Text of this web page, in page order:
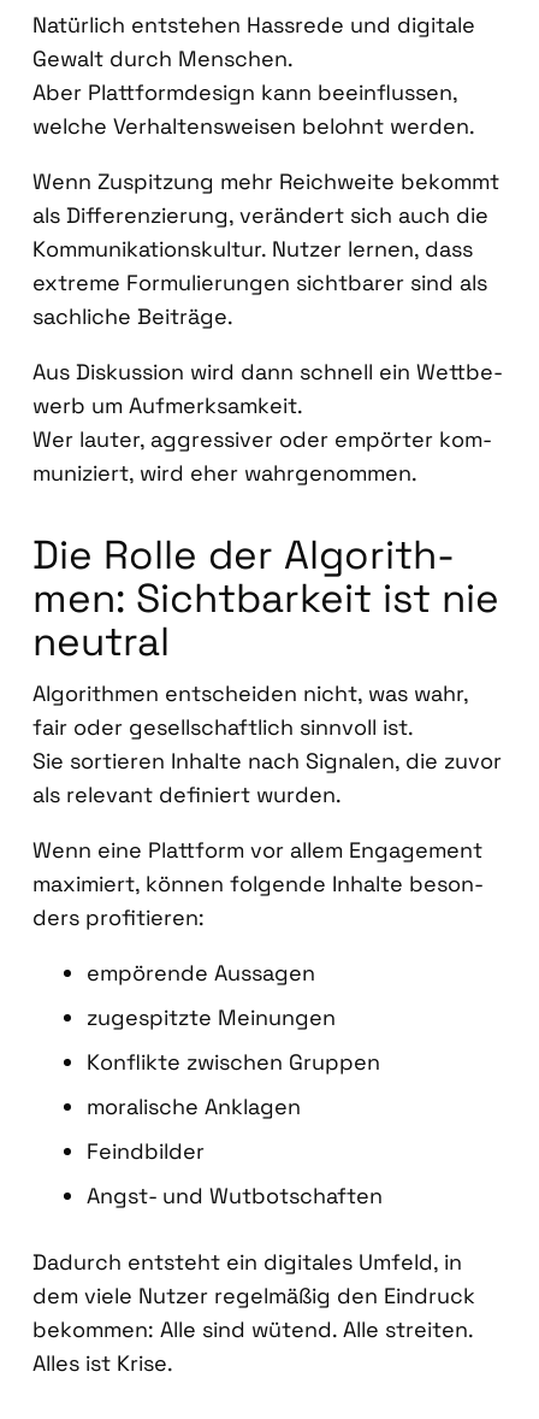
Natür­lich ent­ste­hen Hass­re­de und digi­ta­le
Gewalt durch Men­schen.
Aber Platt­form­de­sign kann beein­flus­sen,
wel­che Ver­hal­tens­wei­sen belohnt wer­den.
Wenn Zuspit­zung mehr Reich­wei­te bekommt
als Dif­fe­ren­zie­rung, ver­än­dert sich auch die
Kom­mu­ni­ka­ti­ons­kul­tur. Nut­zer ler­nen, dass
extre­me For­mu­lie­run­gen sicht­ba­rer sind als
sach­li­che Bei­trä­ge.
Aus Dis­kus­si­on wird dann schnell ein Wett­be­
werb um Auf­merk­sam­keit.
Wer lau­ter, aggres­si­ver oder empör­ter kom­
mu­ni­ziert, wird eher wahr­ge­nom­men.
Die Rol­le der Algo­rith­
men: Sicht­bar­keit ist nie
neu­tral
Algo­rith­men ent­schei­den nicht, was wahr,
fair oder gesell­schaft­lich sinn­voll ist.
Sie sor­tie­ren Inhal­te nach Signa­len, die zuvor
als rele­vant defi­niert wur­den.
Wenn eine Platt­form vor allem Enga­ge­ment
maxi­miert, kön­nen fol­gen­de Inhal­te beson­
ders pro­fi­tie­ren:
empö­ren­de Aus­sa­gen
zuge­spitz­te Mei­nun­gen
Kon­flik­te zwi­schen Grup­pen
mora­li­sche Ankla­gen
Feind­bil­der
Angst- und Wut­bot­schaf­ten
Dadurch ent­steht ein digi­ta­les Umfeld, in
dem vie­le Nut­zer regel­mä­ßig den Ein­druck
bekom­men: Alle sind wütend. Alle strei­ten.
Alles ist Kri­se.